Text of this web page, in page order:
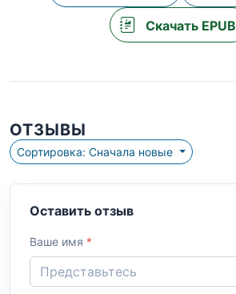
Скачать EPUB
ОТЗЫВЫ
Сортировка: Сначала новые
Оставить отзыв
Ваше имя *